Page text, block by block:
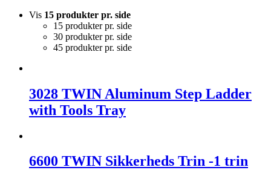
Vis 15 produkter pr. side
15 produkter pr. side
30 produkter pr. side
45 produkter pr. side
3028 TWIN Aluminum Step Ladder
with Tools Tray
6600 TWIN Sikkerheds Trin -1 trin